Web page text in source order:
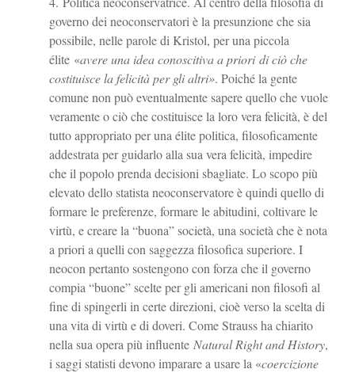
governo dei neoconservatori è la presunzione che sia
possibile, nelle parole di Kristol, per una piccola
élite «avere una idea conoscitiva a priori di ciò che
costituisce la felicità per gli altri». Poiché la gente
comune non può eventualmente sapere quello che vuole
veramente o ciò che costituisce la loro vera felicità, è del
tutto appropriato per una élite politica, filosoficamente
addestrata per guidarlo alla sua vera felicità, impedire
che il popolo prenda decisioni sbagliate. Lo scopo più
elevato dello statista neoconservatore è quindi quello di
formare le preferenze, formare le abitudini, coltivare le
virtù, e creare la “buona” società, una società che è nota
a priori a quelli con saggezza filosofica superiore. I
neocon pertanto sostengono con forza che il governo
compia “buone” scelte per gli americani non filosofi al
fine di spingerli in certe direzioni, cioè verso la scelta di
una vita di virtù e di doveri. Come Strauss ha chiarito
nella sua opera più influente Natural Right and History,
i saggi statisti devono imparare a usare la «coercizione